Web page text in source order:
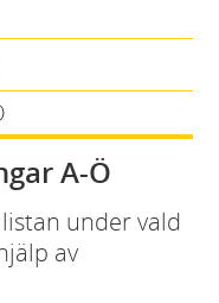
A-Ö
under vald
av